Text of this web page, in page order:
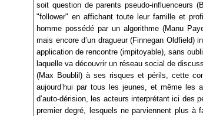
soit question de parents pseudo-influenceurs
"follower" en affichant toute leur famille et
homme possédé par un algorithme (Manu
mais encore d’un dragueur (Finnegan Oldfield)
application de rencontre (impitoyable), sans
laquelle va découvrir un réseau social de
(Max Boublil) à ses risques et périls, cette
aujourd’hui par tous les jeunes, et même
d’auto-dérision, les acteurs interprétant ici des
premier degré, lesquels ne parviennent plus